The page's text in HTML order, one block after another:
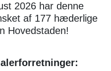
2026 har denne
af 177 hæderlige
Hovedstaden!